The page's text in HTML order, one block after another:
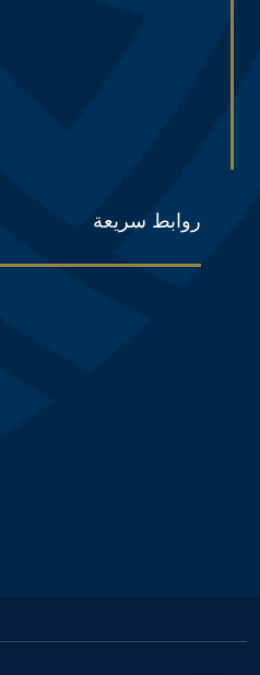
روابط سريعة